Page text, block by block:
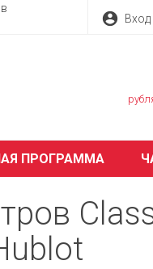
account_circle Вход
ПРОГРАММА